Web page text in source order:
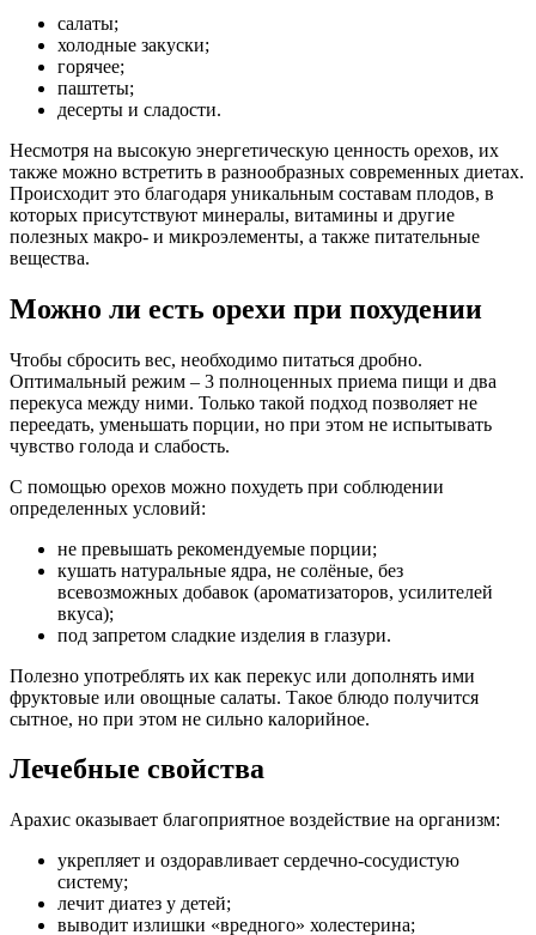
салаты;
холодные закуски;
горячее;
паштеты;
десерты и сладости.
Несмотря на высокую энергетическую ценность орехов, их
также можно встретить в разнообразных современных диетах.
Происходит это благодаря уникальным составам плодов, в
которых присутствуют минералы, витамины и другие
полезных макро- и микроэлементы, а также питательные
вещества.
Можно ли есть орехи при похудении
Чтобы сбросить вес, необходимо питаться дробно.
Оптимальный режим – 3 полноценных приема пищи и два
перекуса между ними. Только такой подход позволяет не
переедать, уменьшать порции, но при этом не испытывать
чувство голода и слабость.
С помощью орехов можно похудеть при соблюдении
определенных условий:
не превышать рекомендуемые порции;
кушать натуральные ядра, не солёные, без
всевозможных добавок (ароматизаторов, усилителей
вкуса);
под запретом сладкие изделия в глазури.
Полезно употреблять их как перекус или дополнять ими
фруктовые или овощные салаты. Такое блюдо получится
сытное, но при этом не сильно калорийное.
Лечебные свойства
Арахис оказывает благоприятное воздействие на организм:
укрепляет и оздоравливает сердечно-сосудистую
систему;
лечит диатез у детей;
выводит излишки «вредного» холестерина;